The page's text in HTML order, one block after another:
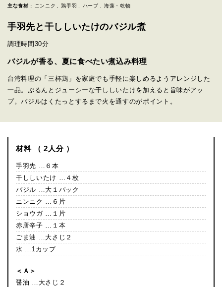
主な食材 : ニンニク 鶏手羽 ハーブ 海藻・乾物
手羽先と干ししいたけのバジル煮
調理時間 30分
バジルが香る、夏に食べたい煮込み料理
台湾料理の「三杯鶏」を家庭でも手軽に楽しめるようアレンジした
一品。ぷるんとジューシーな干ししいたけを加えると旨味がアッ
プ。バジルはくたっとするまで火を通すのがポイント。
材料 （ 2人分 ）
手羽先 …６本
干ししいたけ …４枚
バジル …大１パック
ニンニク …６片
ショウガ …１片
赤唐辛子 …１本
ごま油 …大さじ２
水 …1カップ
＜Ａ＞
醤油 …大さじ２